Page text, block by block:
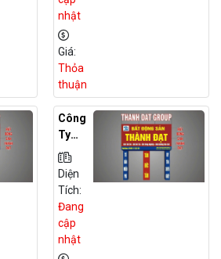
Án
Tại
Vĩnh
Phúc
nhật
Giá:
Thỏa
thuận
Công
Ty
Môi
Giới
BĐS
Đất
Dự
Án
Tại
Diện
Tích:
Đang
cập
nhật